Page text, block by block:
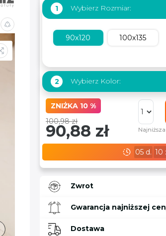
1 Wybierz Rozmiar:
90x120 100x135
2 Wybierz Kolor:
ZNIŻKA 10 %
100,98 zł
90,88 zł
05 d. 10 :
Zwrot
Gwarancja najniższej
Dostawa